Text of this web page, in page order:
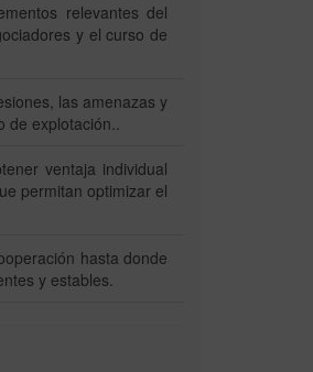
relevantes del
y el curso de
las amenazas y
de explotación..
ventaja individual
permitan optimizar el
hasta donde
y estables.